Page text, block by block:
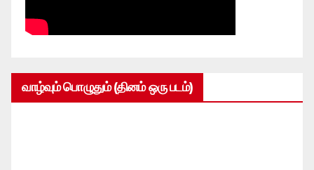
வாழ்வும் பொழுதும் (தினம் ஒரு படம்)